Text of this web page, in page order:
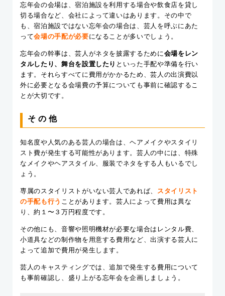
忘年会の会場は、宿泊施設を利用する場合や飲食店を貸し
切る場合など、会社によって違いはあります。その中で
も、宿泊施設ではない忘年会の場合は、芸人を呼ぶにあた
って会場の手配が必要になることが多いでしょう。
忘年会の幹事は、芸人がネタを披露するために会場をレン
タルしたり、舞台を設置したり といった手配や準備を行い
ます。それらすべてに費用がかかるため、芸人の出演費以
外に必要となる会場費の予算についても事前に確認するこ
とが大切です。
その他
知名度や人気のある芸人の場合は、ヘアメイクやスタイリ
スト費が発生する可能性があります。芸人の中には、特殊
なメイクやヘアスタイル、服装でネタをする人もいるでし
ょう。
専属のスタイリストがいない芸人であれば、
スタイリスト
の手配も行う ことがあります。芸人によって費用は異な
り、約１〜３万円程度です。
その他にも、音響や照明機材が必要な場合はレンタル費、
小道具などの制作物を用意する費用など、出演する芸人に
よって追加で費用が発生します。
芸人のキャスティングでは、追加で発生する費用について
も事前確認し、盛り上がる忘年会を企画しましょう。